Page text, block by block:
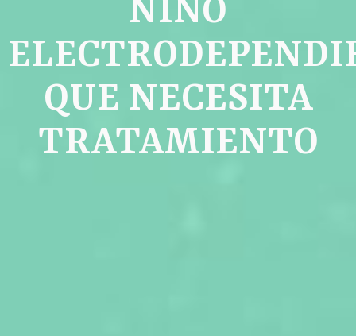
NIÑO
QUE NECESITA
TRATAMIENTO